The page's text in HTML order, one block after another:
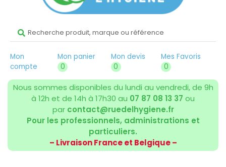
Mon
compte
Mon panier
0
Mon devis
0
Mes Favoris
0
Nous sommes disponibles du lundi au vendredi, de 9h
à 12h et de 14h à 17h30 au 07 87 08 13 37 ou
par contact@ruedelhygiene.fr
Pour les professionnels, administrations et
particuliers.
– Livraison France et Belgique –